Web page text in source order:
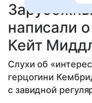
написали
Кейт
Слухи об
герцогини
с завидной